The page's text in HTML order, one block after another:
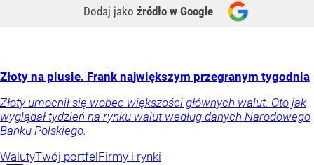
Dodaj jako źródło w Google
Złoty na plusie. Frank największym przegranym tygodnia
Złoty umocnił się wobec większości głównych walut. Oto jak
wyglądał tydzień na rynku walut według danych Narodowego
Banku Polskiego.
WalutyTwój portfel Firmy i rynki